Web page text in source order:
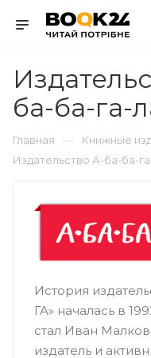
ба-ба-га-
Главная — Книжные
Издательство А-ба-ба-
История
ГА» началась в
стал Иван
издатель и